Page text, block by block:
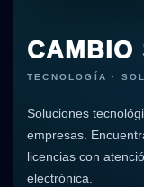
CAMBIO
TECNOLOGÍA ·
Soluciones
empresas.
licencias con
electrónica.